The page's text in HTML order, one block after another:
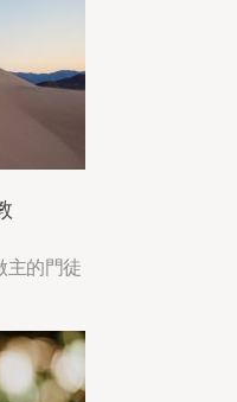
主的門徒